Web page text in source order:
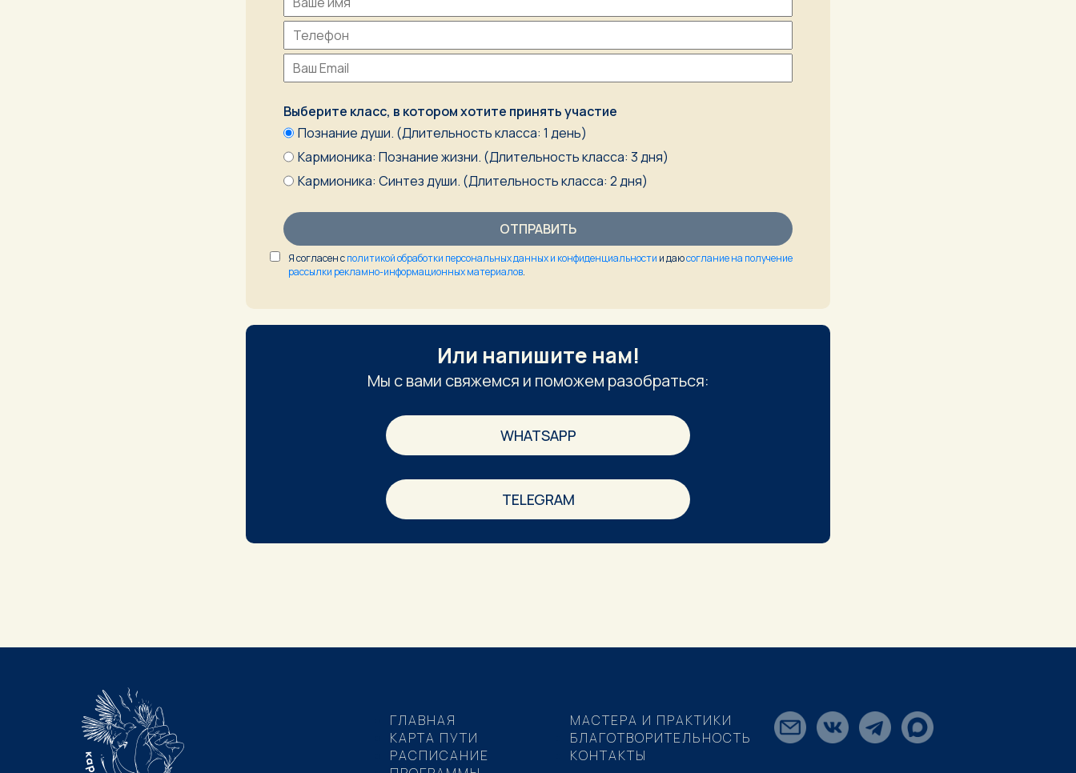
Выберите класс, в котором хотите принять участие
Познание души. (Длительность класса: 1 день)
Кармионика: Познание жизни. (Длительность класса: 3 дня)
Кармионика: Синтез души. (Длительность класса: 2 дня)
ОТПРАВИТЬ
Я согласен сполитикой обработки персональных данных и конфиденциальности и даюсоглание на получение
рассылки рекламно-информационных материалов.
Или напишите нам!
Мы с вами свяжемся и поможем разобраться:
WHATSAPP
TELEGRAM
ГЛАВНАЯ
КАРТА ПУТИ
РАСПИСАНИЕ
МАСТЕРА И ПРАКТИКИ
БЛАГОТВОРИТЕЛЬНОСТЬ
КОНТАКТЫ